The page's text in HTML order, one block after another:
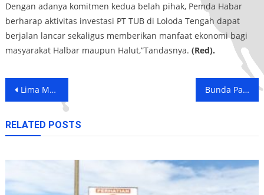
Dengan adanya komitmen kedua belah pihak, Pemda Habar
berharap aktivitas investasi PT TUB di Loloda Tengah dapat
berjalan lancar sekaligus memberikan manfaat ekonomi bagi
masyarakat Halbar maupun Halut,”Tandasnya. (Red).
Post
navigation
Lima Mesjid di Jailolo Dapat Bantuan Pembangunan dari Pemkab Halbar Bunda Paud dan Para Kades Komitmen Wujudkan Paud Holistik Integratif Merata di 2025
RELATED POSTS